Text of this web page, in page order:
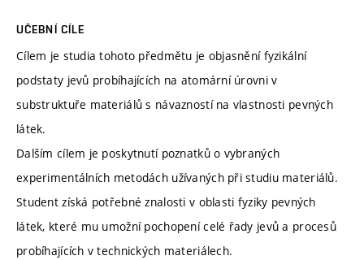
UČEBNÍ CÍLE
Cílem je studia tohoto předmětu je objasnění fyzikální
podstaty jevů probíhajících na atomární úrovni v
substruktuře materiálů s návazností na vlastnosti pevných
látek.
Dalším cílem je poskytnutí poznatků o vybraných
experimentálních metodách užívaných při studiu materiálů.
Student získá potřebné znalosti v oblasti fyziky pevných
látek, které mu umožní pochopení celé řady jevů a procesů
probíhajících v technických materiálech.